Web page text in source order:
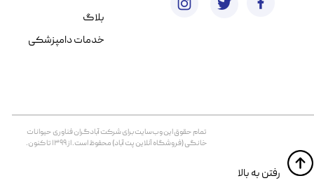
تمام حقوق اين وب‌سايت برای شرکت آبادگران فناوری حیوانات
خانگی (فروشگاه آنلاین پت آباد) محفوظ است. از ۱۳۹۹ تا کنون.
​​رفتن به بالا
بلاگ
خدمات دامپزشکی